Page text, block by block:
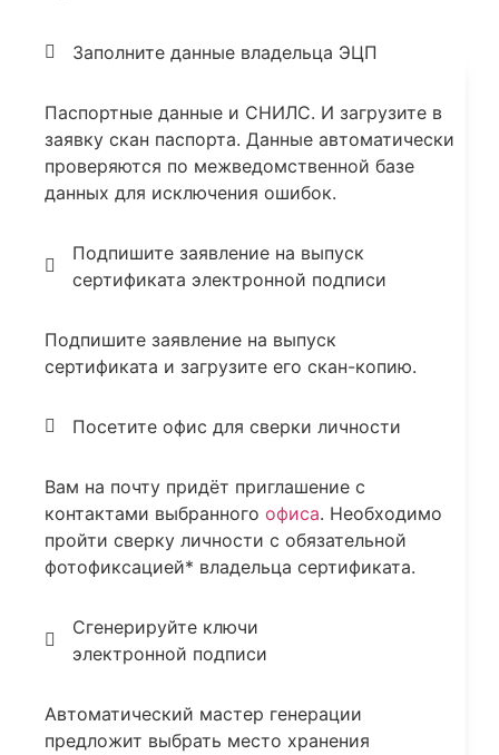
Заполните данные владельца ЭЦП
Паспортные данные и СНИЛС. И загрузите в
заявку скан паспорта. Данные автоматически
проверяются по межведомственной базе
данных для исключения ошибок.
Подпишите заявление на выпуск
сертификата электронной подписи
Подпишите заявление на выпуск
сертификата и загрузите его скан-копию.
Посетите офис для сверки личности
Вам на почту придёт приглашение с
контактами выбранного офиса. Необходимо
пройти сверку личности с обязательной
фотофиксацией* владельца сертификата.
Сгенерируйте ключи
электронной подписи
Автоматический мастер генерации
предложит выбрать место хранения